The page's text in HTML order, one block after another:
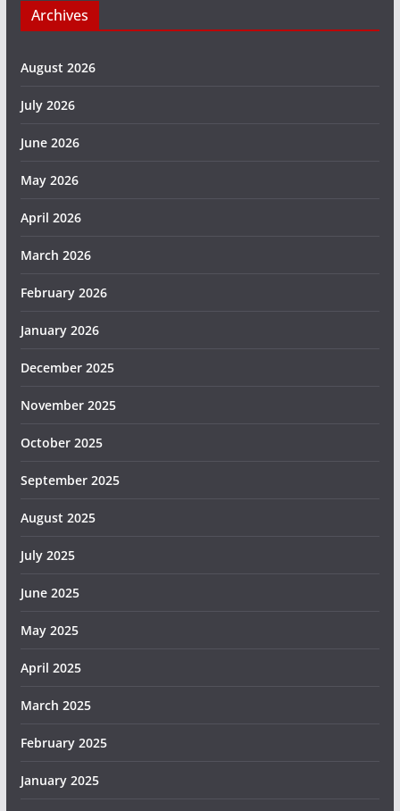
Archives
August 2026
July 2026
June 2026
May 2026
April 2026
March 2026
February 2026
January 2026
December 2025
November 2025
October 2025
September 2025
August 2025
July 2025
June 2025
May 2025
April 2025
March 2025
February 2025
January 2025